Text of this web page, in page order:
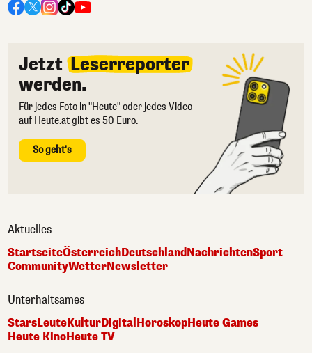
Jetzt Leserreporter
werden.
Für jedes Foto in "Heute" oder jedes Video
auf Heute.at gibt es 50 Euro.
So geht's
Aktuelles
StartseiteÖsterreichDeutschlandNachrichtenSport
CommunityWetterNewsletter
Unterhaltsames
StarsLeuteKulturDigital HoroskopHeute Games
Heute KinoHeute TV